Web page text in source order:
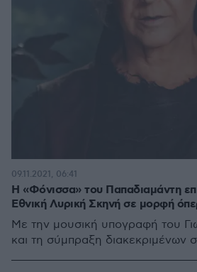
Η «Φόνισσα» του Παπαδιαμάντη
Εθνική Λυρική Σκηνή σε μορφή
Με την μουσική υπογραφή του
και τη σύμπραξη διακεκριμένων
09.11.2021, 06:41